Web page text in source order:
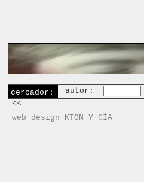
cercador: autor:
<<
web design KTON Y CÍA